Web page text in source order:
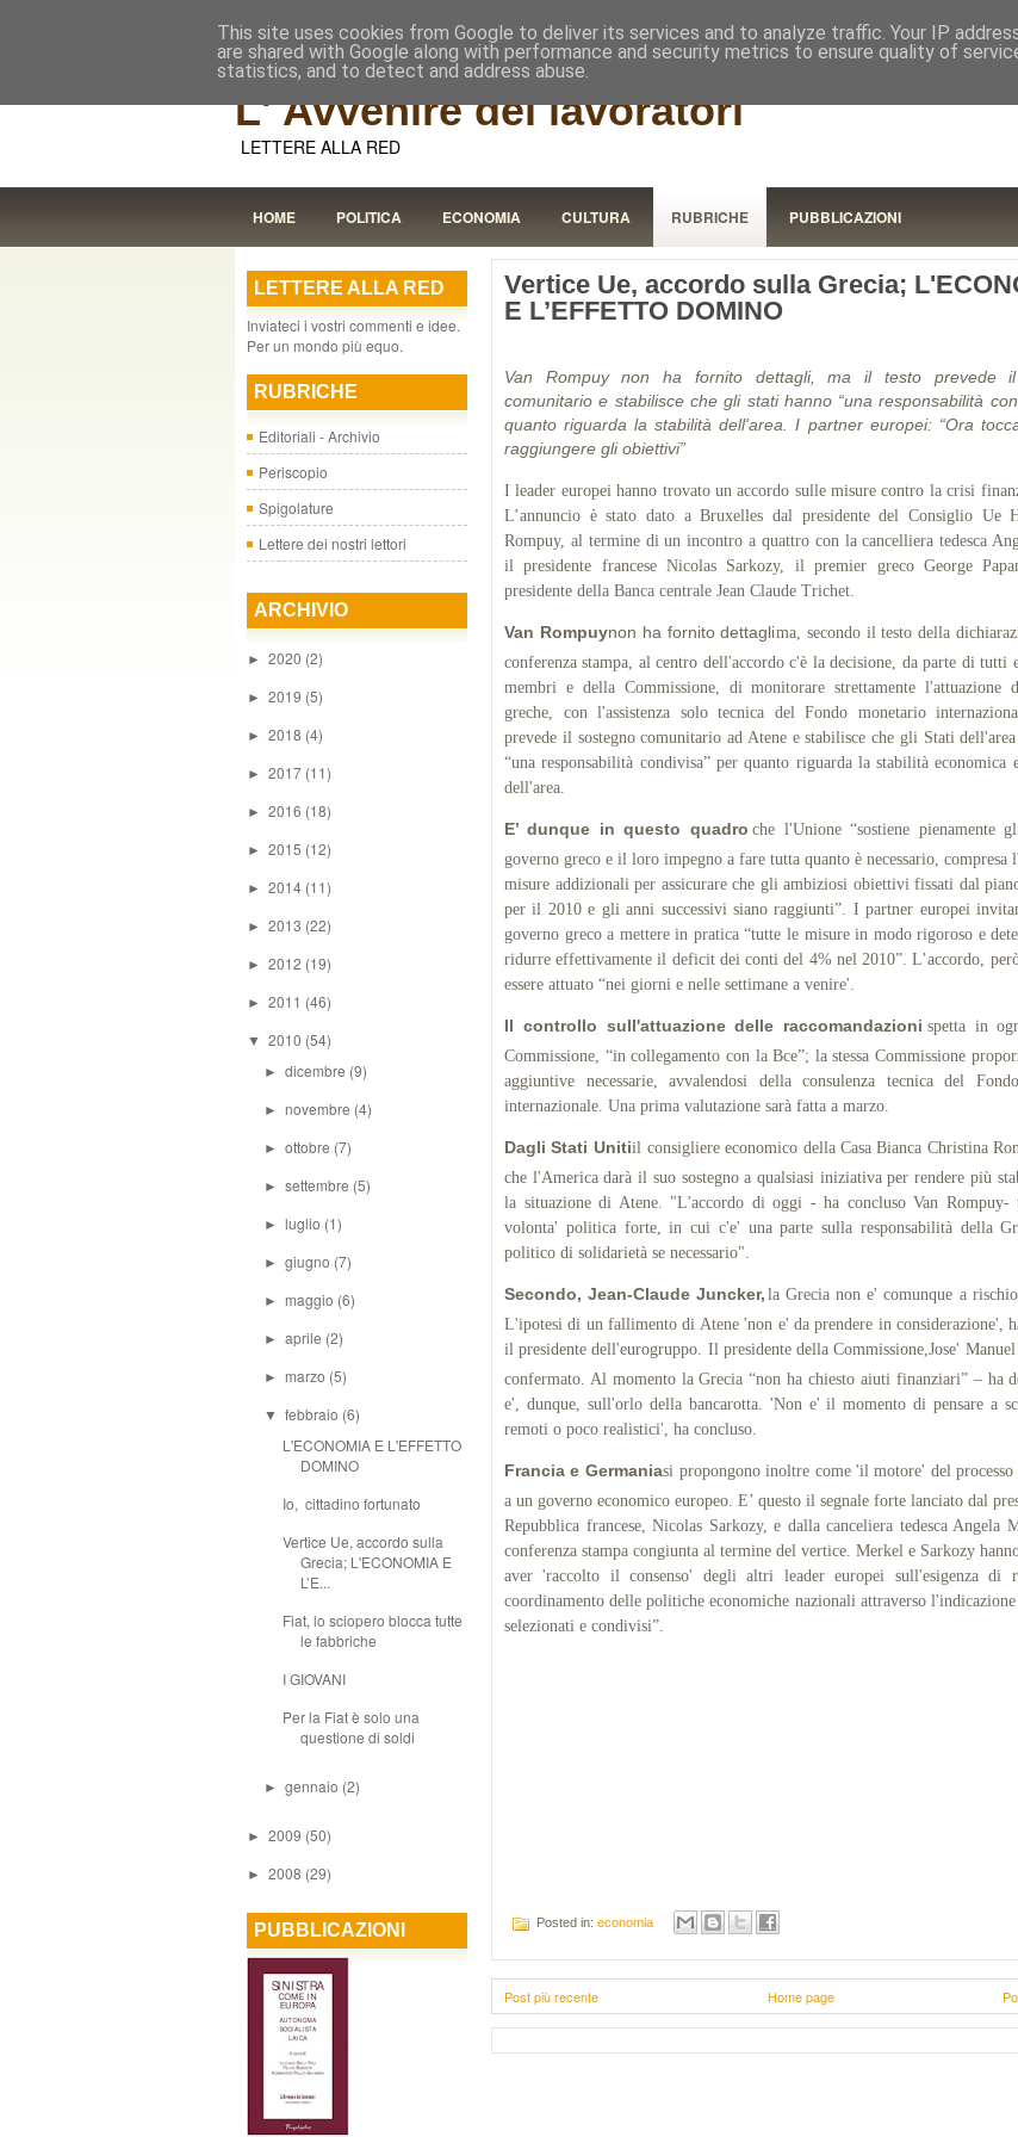
L' Avvenire dei lavoratori
LETTERE ALLA RED
HOME POLITICA ECONOMIA CULTURA RUBRICHE PUBBLICAZIONI
LETTERE ALLA RED
Inviateci i vostri commenti e idee.
Per un mondo più equo.
RUBRICHE
Editoriali - Archivio
Periscopio
Spigolature
Lettere dei nostri lettori
ARCHIVIO
► 2020 (2)
► 2019 (5)
► 2018 (4)
► 2017 (11)
► 2016 (18)
► 2015 (12)
► 2014 (11)
► 2013 (22)
► 2012 (19)
► 2011 (46)
▼ 2010 (54)
►dicembre (9)
►novembre (4)
►ottobre (7)
►settembre (5)
► luglio (1)
►giugno (7)
► maggio (6)
►aprile (2)
► marzo (5)
▼febbraio (6)
L'ECONOMIA E L'EFFETTO
DOMINO
Io, cittadino fortunato
Vertice Ue, accordo sulla
Grecia; L'ECONOMIA E
L’E...
Fiat, lo sciopero blocca tutte
le fabbriche
I GIOVANI
Per la Fiat è solo una
questione di soldi
►gennaio (2)
► 2009 (50)
► 2008 (29)
PUBBLICAZIONI
Vertice Ue, accordo sulla Grecia;
E L’EFFETTO DOMINO
Van Rompuy non ha fornito dettagli, ma il testo prevede il
comunitario e stabilisce che gli stati hanno “una responsabilità
quanto riguarda la stabilità dell'area. I partner europei: “Ora
raggiungere gli obiettivi”
I leader europei hanno trovato un accordo sulle misure contro la crisi
L’annuncio è stato dato a Bruxelles dal presidente del Consiglio Ue
Rompuy, al termine di un incontro a quattro con la cancelliera tedesca
il presidente francese Nicolas Sarkozy, il premier greco George
presidente della Banca centrale Jean Claude Trichet.
Van Rompuynon ha fornito dettaglima, secondo il testo della
conferenza stampa, al centro dell'accordo c'è la decisione, da parte di tutti
membri e della Commissione, di monitorare strettamente l'attuazione
greche, con l'assistenza solo tecnica del Fondo monetario
prevede il sostegno comunitario ad Atene e stabilisce che gli Stati
“una responsabilità condivisa” per quanto riguarda la stabilità economica
dell'area.
E’ dunque in questo quadro che l'Unione “sostiene pienamente
governo greco e il loro impegno a fare tutta quanto è necessario, compresa
misure addizionali per assicurare che gli ambiziosi obiettivi fissati dal
per il 2010 e gli anni successivi siano raggiunti”. I partner europei
governo greco a mettere in pratica “tutte le misure in modo rigoroso e
ridurre effettivamente il deficit dei conti del 4% nel 2010”. L’accordo,
essere attuato “nei giorni e nelle settimane a venire'.
Il controllo sull'attuazione delle raccomandazioni spetta in
Commissione, “in collegamento con la Bce”; la stessa Commissione
aggiuntive necessarie, avvalendosi della consulenza tecnica del
internazionale. Una prima valutazione sarà fatta a marzo.
Dagli Stati Unitiil consigliere economico della Casa Bianca Christina
che l'America darà il suo sostegno a qualsiasi iniziativa per rendere più
la situazione di Atene. "L'accordo di oggi - ha concluso Van Rompuy-
volonta' politica forte, in cui c'e' una parte sulla responsabilità della
politico di solidarietà se necessario".
Secondo, Jean-Claude Juncker, la Grecia non e' comunque a
L'ipotesi di un fallimento di Atene 'non e' da prendere in considerazione',
il presidente dell'eurogruppo. Il presidente della Commissione,Jose'
confermato. Al momento la Grecia “non ha chiesto aiuti finanziari” – ha
e', dunque, sull'orlo della bancarotta. 'Non e' il momento di pensare a
remoti o poco realistici', ha concluso.
Francia e Germaniasi propongono inoltre come 'il motore' del processo
a un governo economico europeo. E’ questo il segnale forte lanciato dal
Repubblica francese, Nicolas Sarkozy, e dalla canceliera tedesca Angela
conferenza stampa congiunta al termine del vertice. Merkel e Sarkozy
aver 'raccolto il consenso' degli altri leader europei sull'esigenza di
coordinamento delle politiche economiche nazionali attraverso
selezionati e condivisi”.
Posted in: economia
Post più recente Home page
This site uses cookies from Google to deliver its services and to analyze traffic. Your IP
are shared with Google along with performance and security metrics to ensure quality of
statistics, and to detect and address abuse.